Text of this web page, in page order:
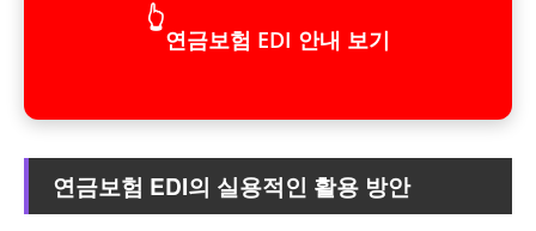
👆
연금보험 EDI 안내 보기
연금보험 EDI의 실용적인 활용 방안